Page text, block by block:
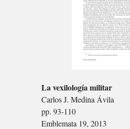
La vexilología militar
Carlos J. Medina Ávila
pp. 93-110
Emblemata 19, 2013